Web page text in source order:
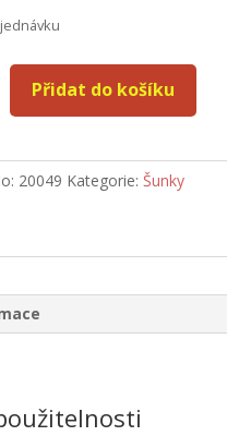
Přidat do košíku
20049 Kategorie: Šunky